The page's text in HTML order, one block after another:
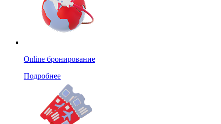
Online бронирование
Подробнее